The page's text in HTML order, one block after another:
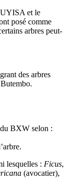
et le
posé comme
arbres peut-
des arbres
du BXW selon :
lesquelles : Ficus,
(avocatier),